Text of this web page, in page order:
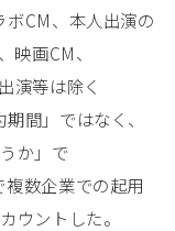
CM、本人出演の
映画CM、
演等は除く
間」ではなく、
か」で
数企業での起用
ウントした。